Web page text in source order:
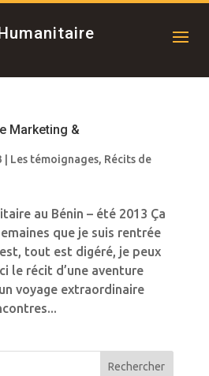
Marketing &
Les témoignages, Récits de
au Bénin – été 2013 Ça
que je suis rentrée
tout est digéré, je peux
le récit d’une aventure
voyage extraordinaire